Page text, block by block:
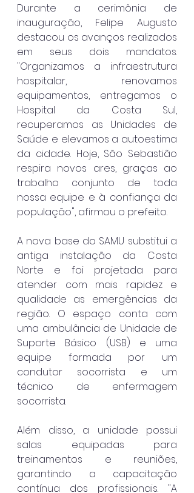
Durante a cerimônia de
inauguração, Felipe Augusto
destacou os avanços realizados
em seus dois mandatos.
"Organizamos a infraestrutura
hospitalar, renovamos
equipamentos, entregamos o
Hospital da Costa Sul,
recuperamos as Unidades de
Saúde e elevamos a autoestima
da cidade. Hoje, São Sebastião
respira novos ares, graças ao
trabalho conjunto de toda
nossa equipe e à confiança da
população", afirmou o prefeito.
A nova base do SAMU substitui a
antiga instalação da Costa
Norte e foi projetada para
atender com mais rapidez e
qualidade as emergências da
região. O espaço conta com
uma ambulância de Unidade de
Suporte Básico (USB) e uma
equipe formada por um
condutor socorrista e um
técnico de enfermagem
socorrista.
Além disso, a unidade possui
salas equipadas para
treinamentos e reuniões,
garantindo a capacitação
contínua dos profissionais. "A